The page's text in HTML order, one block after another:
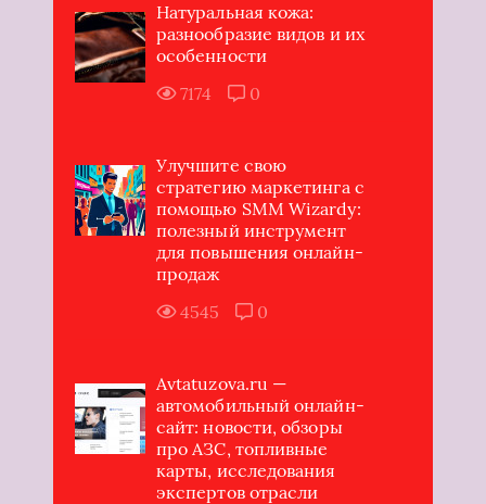
Натуральная кожа:
разнообразие видов и их
особенности
7174
0
Улучшите свою
стратегию маркетинга с
помощью SMM Wizardy:
полезный инструмент
для повышения онлайн-
продаж
4545
0
Avtatuzova.ru —
автомобильный онлайн-
сайт: новости, обзоры
про АЗС, топливные
карты, исследования
экспертов отрасли